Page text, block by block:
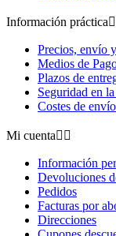
Información práctica
Precios, envío
Medios de
Plazos de
Seguridad en
Costes de
Mi cuenta 
Información
Devoluciones
Pedidos
Facturas por
Direcciones